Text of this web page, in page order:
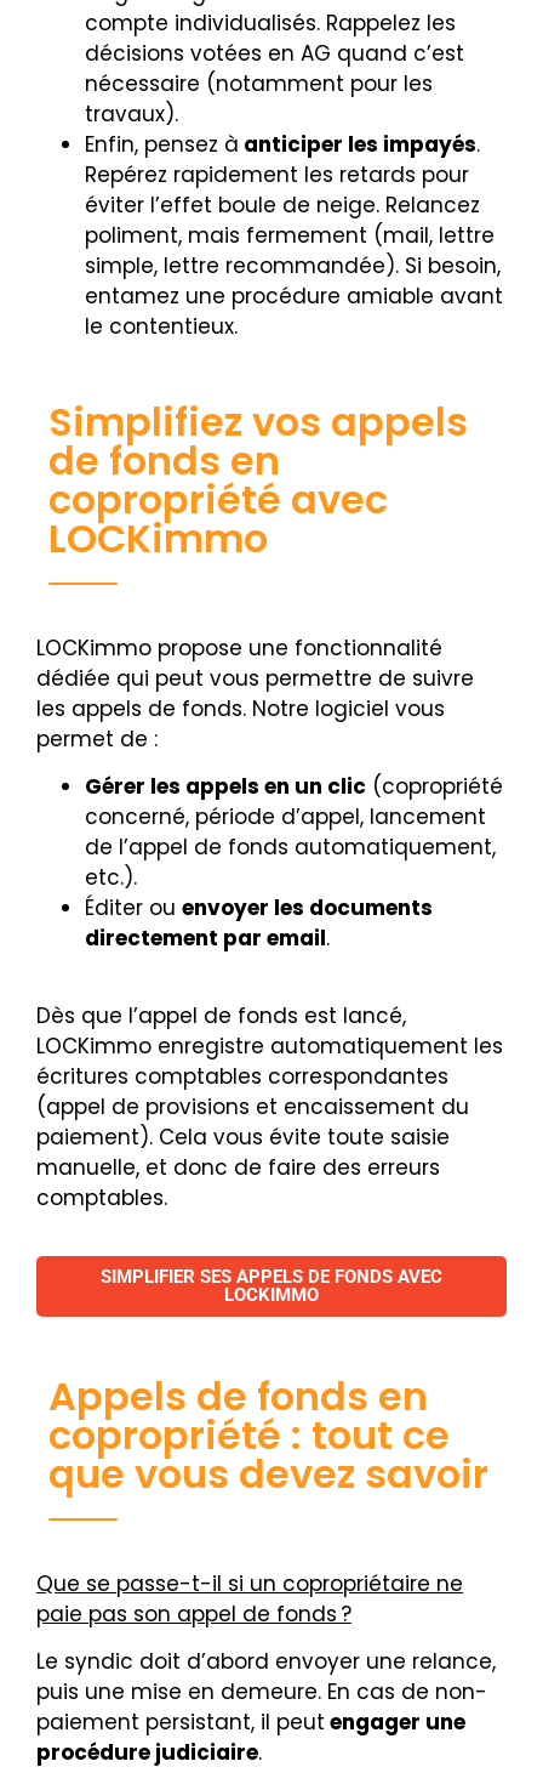
compte individualisés. Rappelez les
décisions votées en AG quand c’est
nécessaire (notamment pour les
travaux).
Enfin, pensez à anticiper les impayés.
Repérez rapidement les retards pour
éviter l’effet boule de neige. Relancez
poliment, mais fermement (mail, lettre
simple, lettre recommandée). Si besoin,
entamez une procédure amiable avant
le contentieux.
Simplifiez vos appels
de fonds en
copropriété avec
LOCKimmo
LOCKimmo propose une fonctionnalité
dédiée qui peut vous permettre de suivre
les appels de fonds. Notre logiciel vous
permet de :
Gérer les appels en un clic (copropriété
concerné, période d’appel, lancement
de l’appel de fonds automatiquement,
etc.).
Éditer ou envoyer les documents
directement par email.
Dès que l’appel de fonds est lancé,
LOCKimmo enregistre automatiquement les
écritures comptables correspondantes
(appel de provisions et encaissement du
paiement). Cela vous évite toute saisie
manuelle, et donc de faire des erreurs
comptables.
SIMPLIFIER SES APPELS DE FONDS AVEC
LOCKIMMO
Appels de fonds en
copropriété : tout ce
que vous devez savoir
Que se passe-t-il si un copropriétaire ne
paie pas son appel de fonds ?
Le syndic doit d’abord envoyer une relance,
puis une mise en demeure. En cas de non-
paiement persistant, il peut engager une
procédure judiciaire.